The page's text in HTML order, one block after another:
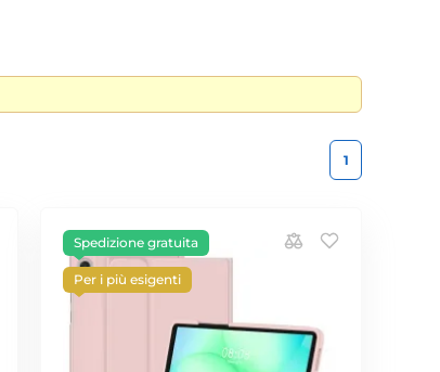
1
Spedizione gratuita
Per i più esigenti